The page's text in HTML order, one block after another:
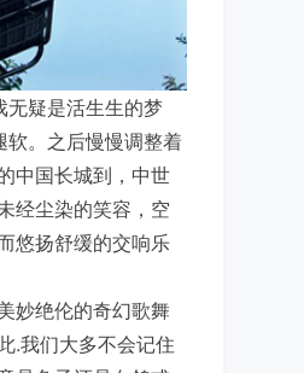
无疑是活生生的梦
软。之后慢慢调整着
中国长城到，中世
经尘染的笑容，空
悠扬舒缓的交响乐
妙绝伦的奇幻歌舞
.我们大多不会记住